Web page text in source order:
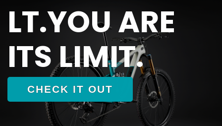
LT.YOU ARE
ITS LIMIT.
CHECK IT OUT